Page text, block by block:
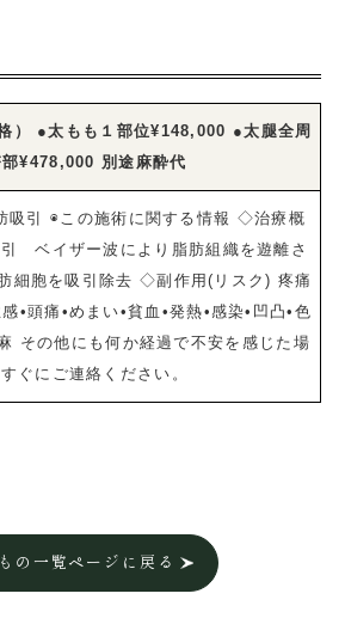
） ●太もも１部位¥148,000 ●太腿全周
部¥478,000 別途麻酔代
吸引 ◉この施術に関する情報 ◇治療概
ベイザー波により脂肪組織を遊離さ
細胞を吸引除去 ◇副作用(リスク) 疼痛
•頭痛•めまい•貧血•発熱•感染•凹凸•色
その他にも何か経過で不安を感じた場
ぐにご連絡ください。
の一覧ページに戻る